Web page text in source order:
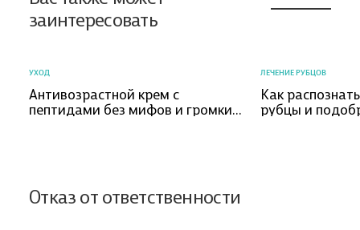
заинтересовать
УХОД
Антивозрастной крем с
пептидами без мифов и громких
ЛЕЧЕНИЕ РУБЦОВ
Как
рубцы и
Отказ от ответственности